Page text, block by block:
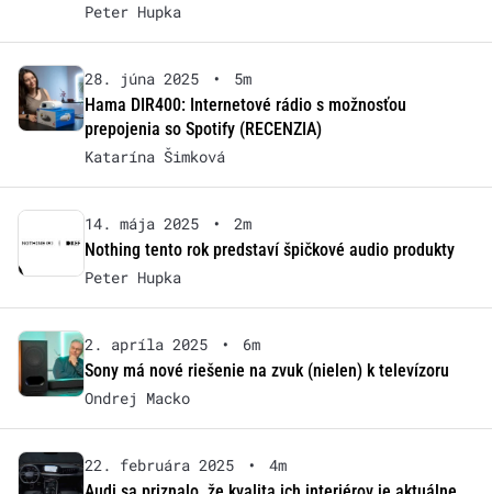
Peter Hupka
28. júna 2025 •
5m
Hama DIR400: Internetové rádio s možnosťou
prepojenia so Spotify (RECENZIA)
Katarína Šimková
14. mája 2025 •
2m
Nothing tento rok predstaví špičkové audio produkty
Peter Hupka
2. apríla 2025 •
6m
Sony má nové riešenie na zvuk (nielen) k televízoru
Ondrej Macko
22. februára 2025 •
4m